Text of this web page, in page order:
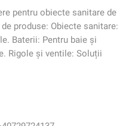
pentru obiecte sanitare de
produse: Obiecte sanitare:
Baterii: Pentru baie și
Rigole și ventile: Soluții